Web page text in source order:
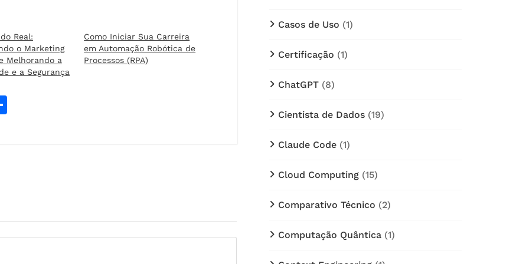
Real:
o Marketing
Melhorando a
e a Segurança
Como Iniciar Sua Carreira
em Automação Robótica de
Processos (RPA)
Casos de Uso (1)
Certificação (1)
ChatGPT (8)
Cientista de Dados (19)
Claude Code (1)
Cloud Computing (15)
Comparativo Técnico (2)
Computação Quântica (1)